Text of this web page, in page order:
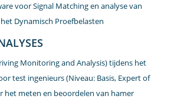
voor Signal Matching en analyse van
Dynamisch Proefbelasten
Monitoring and Analysis) tijdens het
test ingenieurs (Niveau: Basis, Expert of
het meten en beoordelen van hamer